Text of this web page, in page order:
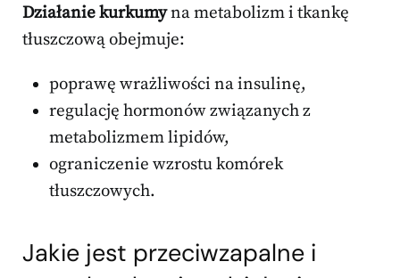
Działanie kurkumyna metabolizm i tkankę
tłuszczową obejmuje:
poprawę wrażliwości na insulinę,
regulację hormonów związanych z
metabolizmem lipidów,
ograniczenie wzrostu komórek
tłuszczowych.
Jakie jest przeciwzapalne i